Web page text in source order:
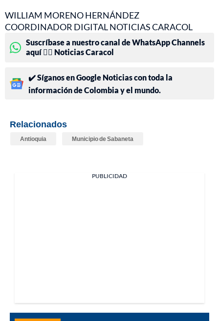
WILLIAM MORENO HERNÁNDEZ
COORDINADOR DIGITAL NOTICIAS CARACOL
Suscríbase a nuestro canal de WhatsApp Channels
aquí 👉🏻 Noticias Caracol
✔️ Síganos en Google Noticias con toda la
información de Colombia y el mundo.
Relacionados
Antioquia Municipio de Sabaneta
PUBLICIDAD